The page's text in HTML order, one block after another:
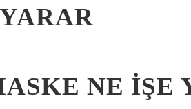
NE IŞE